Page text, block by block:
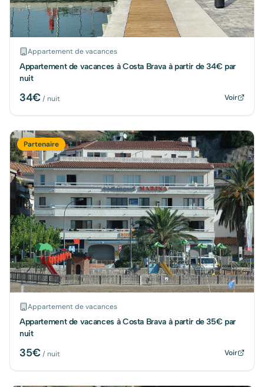
Appartement de vacances
Appartement de vacances à Costa Brava à partir de 34€ par
nuit
34€/ nuit Voir
Partenaire
Appartement de vacances
Appartement de vacances à Costa Brava à partir de 35€ par
nuit
35€/ nuit Voir